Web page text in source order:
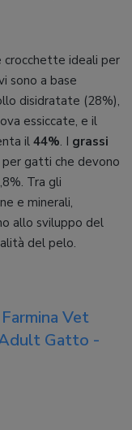
crocchette ideali per
sono a base
disidratate (28%),
essiccate, e il
il 44%. I grassi
per gatti che devono
Tra gli
e minerali,
allo sviluppo del
del pelo.
Vet
Gatto -